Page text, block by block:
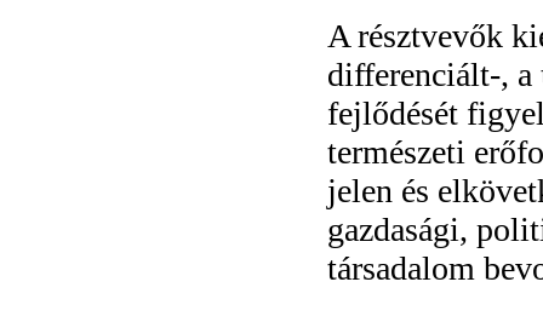
A résztvevők
differenciált-, a
fejlődését
természeti
jelen és
gazdasági,
társadalom